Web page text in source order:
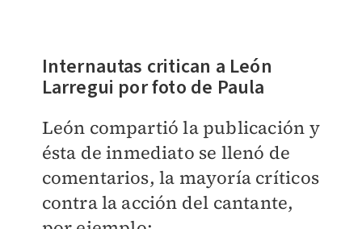
Internautas critican a León
Larregui por foto de Paula
León compartió la publicación y
ésta de inmediato se llenó de
comentarios, la mayoría críticos
contra la acción del cantante,